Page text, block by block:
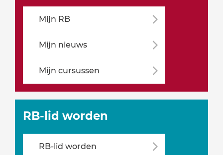
Mijn RB
Mijn nieuws
Mijn cursussen
RB-lid worden
RB-lid worden